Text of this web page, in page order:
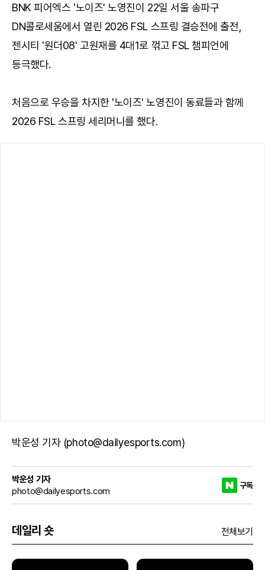
BNK 피어엑스 '노이즈' 노영진이 22일 서울 송파구
DN콜로세움에서 열린 2026 FSL 스프링 결승전에 출전,
젠시티 '원더08' 고원재를 4대1로 꺾고 FSL 챔피언에
등극했다.
처음으로 우승을 차지한 '노이즈' 노영진이 동료들과 함께
2026 FSL 스프링 세리머니를 했다.
박운성 기자 (photo@dailyesports.com)
박운성 기자
photo@dailyesports.com
구독
데일리 숏 전체보기